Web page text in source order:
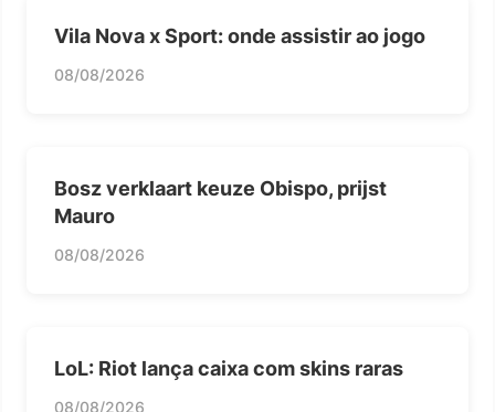
Vila Nova x Sport: onde assistir ao jogo
08/08/2026
Bosz verklaart keuze Obispo, prijst
Mauro
08/08/2026
LoL: Riot lança caixa com skins raras
08/08/2026